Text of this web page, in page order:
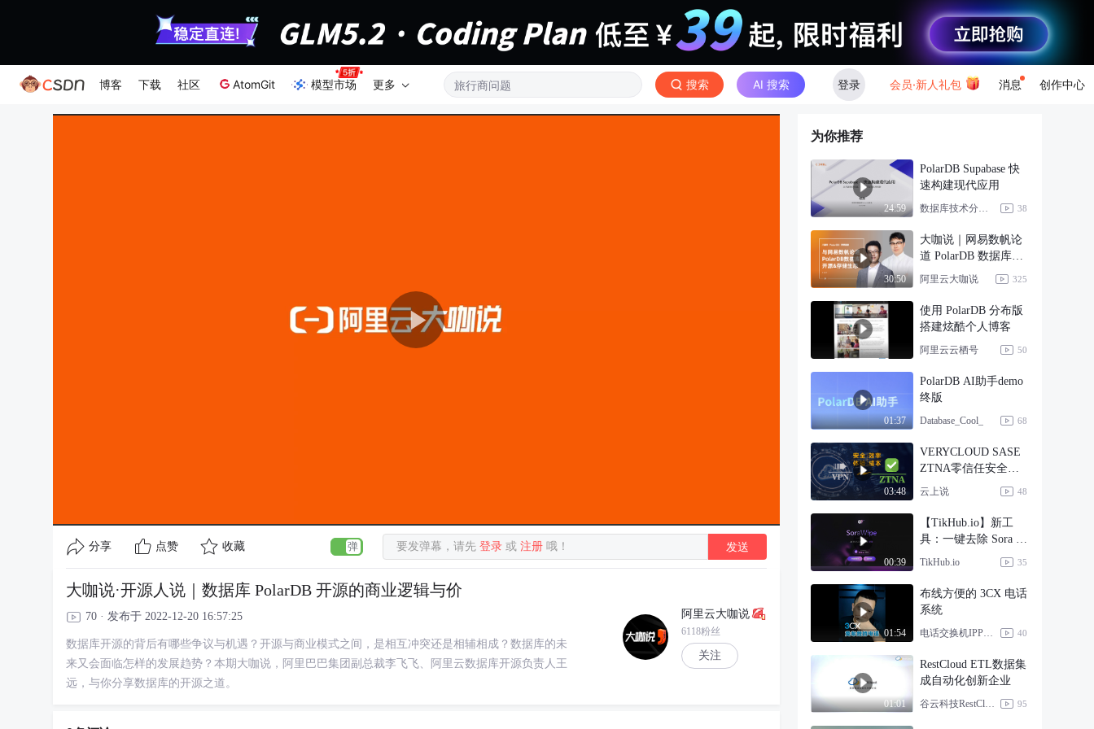
博客 下载 社区 AtomGit 模型市场 更多 搜索 AI 搜索 登录 会员·新人礼包 消息 创作中心
分享 点赞 收藏 要发弹幕，请先登录 或注册 哦！ 发送
大咖说·开源人说｜数据库 PolarDB 开源的商业逻辑与价
70 · 发布于 2022-12-20 16:57:25
数据库开源的背后有哪些争议与机遇？开源与商业模式之间，是相互冲突还是相辅相成？数据库的未
来又会面临怎样的发展趋势？本期大咖说，阿里巴巴集团副总裁李飞飞、阿里云数据库开源负责人王
远，与你分享数据库的开源之道。
阿里云大咖说
6118粉丝
关注
为你推荐
24:59
PolarDB Supabase 快
速构建现代应用
数据库技术分享者 38
30:50
大咖说｜网易数帆论
道 PolarDB 数据库开
源 & 存储生
阿里云大咖说 325
使用 PolarDB 分布版
搭建炫酷个人博客
阿里云云栖号 50
01:37
PolarDB AI助手demo
终版
Database_Cool_ 68
03:48
VERYCLOUD SASE
ZTNA零信任安全远
程接入
云上说 48
00:39
【TikHub.io】新工
具：一键去除 Sora 视
频水印
TikHub.io 35
01:54
布线方便的 3CX 电话
系统
电话交换机IPPBX-3CX 40
01:01
RestCloud ETL数据集
成自动化创新企业
谷云科技RestCloud 95